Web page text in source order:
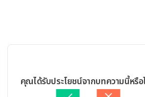
คุณได้รับประโยชน์จากบทความนี้หรือ